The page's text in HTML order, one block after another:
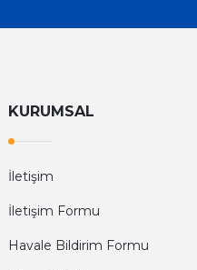
KURUMSAL
İletişim
İletişim Formu
Havale Bildirim Formu